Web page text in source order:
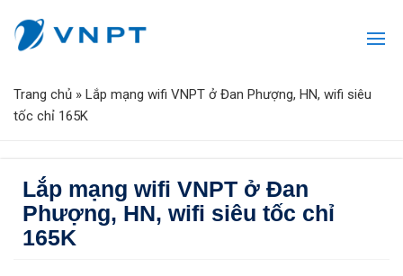
Trang chủ » Lắp mạng wifi VNPT ở Đan Phượng, HN, wifi siêu
tốc chỉ 165K
Lắp mạng wifi VNPT ở Đan
Phượng, HN, wifi siêu tốc chỉ
165K